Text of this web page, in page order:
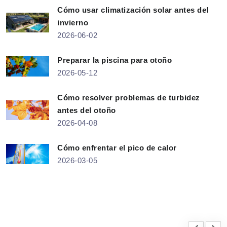
Cómo usar climatización solar antes del
invierno
2026-06-02
Preparar la piscina para otoño
2026-05-12
Cómo resolver problemas de turbidez
antes del otoño
2026-04-08
Cómo enfrentar el pico de calor
2026-03-05